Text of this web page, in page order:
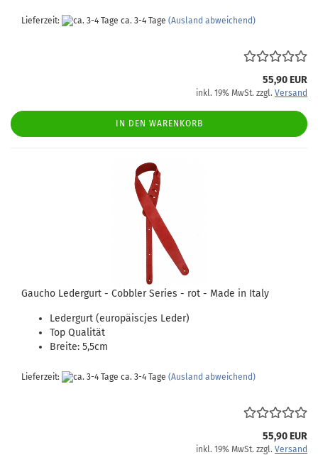
Lieferzeit: ca. 3-4 Tage (Ausland abweichend)
55,90 EUR
inkl. 19% MwSt. zzgl. Versand
IN DEN WARENKORB
Gaucho Ledergurt - Cobbler Series - rot - Made in Italy
Ledergurt (europäiscjes Leder)
Top Qualität
Breite: 5,5cm
Lieferzeit: ca. 3-4 Tage (Ausland abweichend)
55,90 EUR
inkl. 19% MwSt. zzgl. Versand